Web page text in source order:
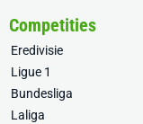
Competities
Eredivisie
Ligue 1
Bundesliga
Laliga